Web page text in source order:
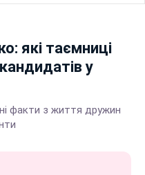
які таємниці
у
факти з життя дружин